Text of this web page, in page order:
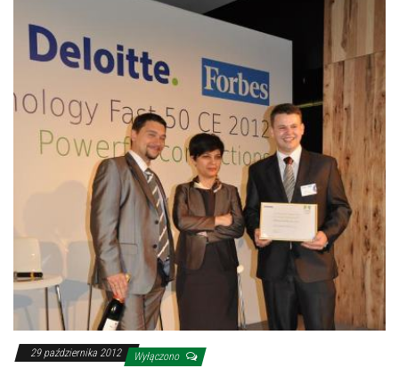
29 października 2012 Wyłączono